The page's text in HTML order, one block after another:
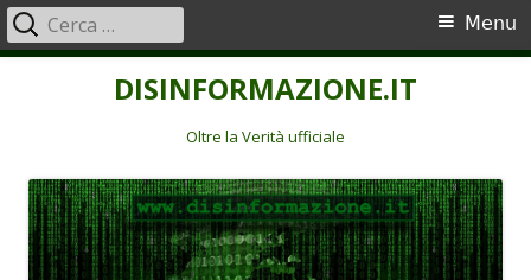
DISINFORMAZIONE.IT
Oltre la Verità ufficiale
Menu
principale
Menu
Ricerca
per: